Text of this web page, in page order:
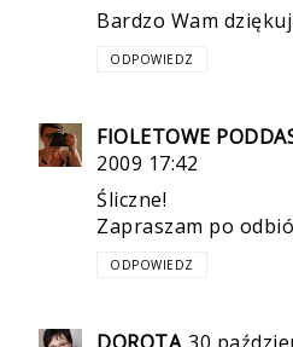
Bardzo Wam
ODPOWIEDZ
FIOLETOWE
2009 17:42
Śliczne!
Zapraszam po
ODPOWIEDZ